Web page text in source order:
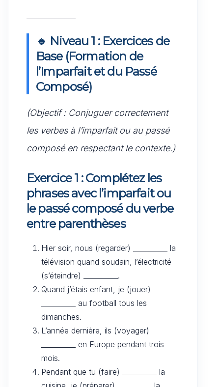
🔹 Niveau 1 : Exercices de
Base (Formation de
l’Imparfait et du Passé
Composé)
(Objectif : Conjuguer correctement
les verbes à l’imparfait ou au passé
composé en respectant le contexte.)
Exercice 1 : Complétez les
phrases avec l’imparfait ou
le passé composé du verbe
entre parenthèses
Hier soir, nous (regarder) __________ la
télévision quand soudain, l’électricité
(s’éteindre) __________.
Quand j’étais enfant, je (jouer)
__________ au football tous les
dimanches.
L’année dernière, ils (voyager)
__________ en Europe pendant trois
mois.
Pendant que tu (faire) __________ la